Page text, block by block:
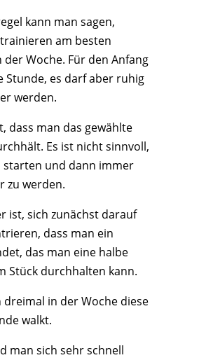
kann man sagen,
am besten
der Woche. Für den Anfang
Stunde, es darf aber ruhig
werden.
dass man das gewählte
Es ist nicht sinnvoll,
starten und dann immer
zu werden.
ist, sich zunächst darauf
dass man ein
das man eine halbe
Stück durchhalten kann.
dreimal in der Woche diese
walkt.
man sich sehr schnell